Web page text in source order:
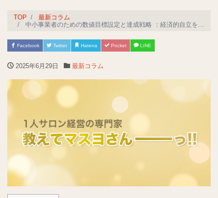
TOP
最新コラム
中小事業者のための数値目標設定と達成戦略 ：経済的自立を実現する目標管理と行動計画の体系化
Facebook Twitter Hatena Pocket LINE
2025年6月29日 最新コラム